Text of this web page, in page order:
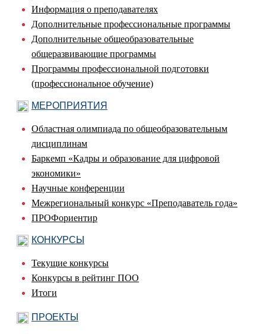
Информация о преподавателях
Дополнительные профессиональные программы
Дополнительные общеобразовательные
общеразвивающие программы
Программы профессиональной подготовки
(профессиональное обучение)
МЕРОПРИЯТИЯ
Областная олимпиада по общеобразовательным
дисциплинам
Баркемп «Кадры и образование для цифровой
экономики»
Научные конференции
Межрегиональный конкурс «Преподаватель года»
ПРОФориентир
КОНКУРСЫ
Текущие конкурсы
Конкурсы в рейтинг ПОО
Итоги
ПРОЕКТЫ